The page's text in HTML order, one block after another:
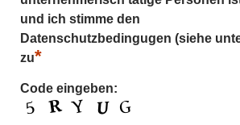
und ich stimme den
Datenschutzbedingugen (siehe
zu*
Code eingeben: